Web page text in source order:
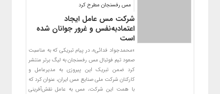
مس رفسنجان مطرح کرد
شرکت مس عامل ایجاد
اعتمادبه‌نفس و غرور جوانان شده
است
«محمدجواد فدائی»، در پیام تبریکی که به مناسبت
صعود تیم فوتبال مس رفسنجان به لیگ برتر منتشر
کرد ضمن تبریک این پیروزی به مدیرعامل و
کارکنان شرکت ملی صنایع مس ایران، عنوان کرد که
با همت این شرکت، مس به عامل نقش‌آفرینی